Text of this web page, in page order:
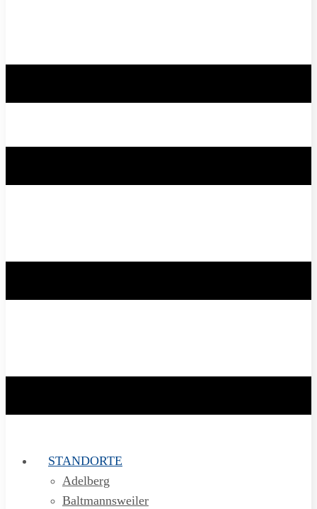
STANDORTE
Adelberg
Baltmannsweiler